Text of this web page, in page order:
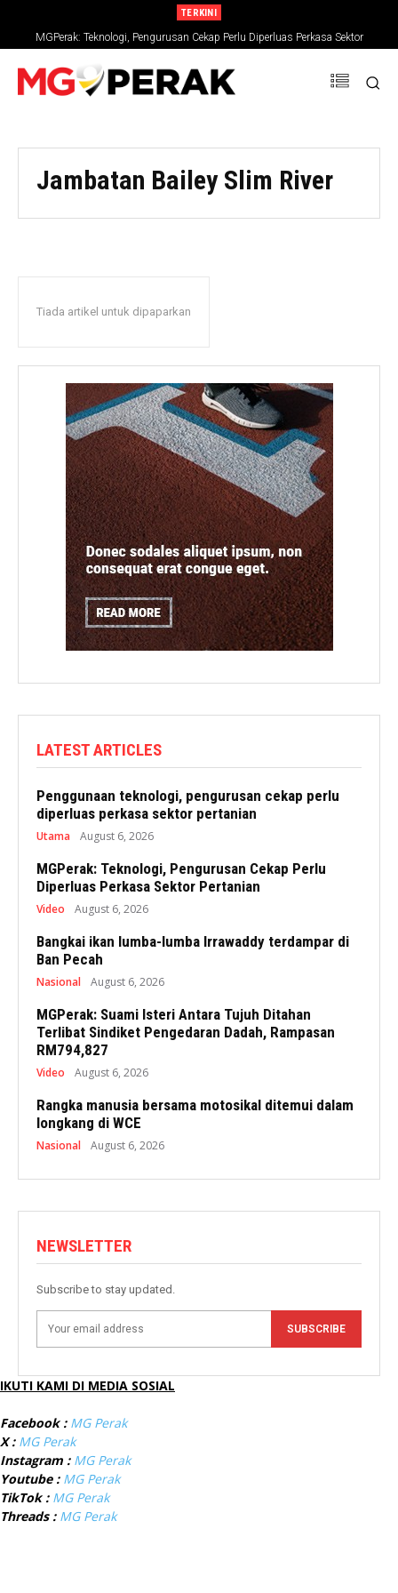
TERKINI
MGPerak: Teknologi, Pengurusan Cekap Perlu Diperluas Perkasa Sektor
Pertanian
Jambatan Bailey Slim River
Tiada artikel untuk dipaparkan
LATEST ARTICLES
Penggunaan teknologi, pengurusan cekap perlu
diperluas perkasa sektor pertanian
Utama August 6, 2026
MGPerak: Teknologi, Pengurusan Cekap Perlu
Diperluas Perkasa Sektor Pertanian
Video August 6, 2026
Bangkai ikan lumba-lumba Irrawaddy terdampar di
Ban Pecah
Nasional August 6, 2026
MGPerak: Suami Isteri Antara Tujuh Ditahan
Terlibat Sindiket Pengedaran Dadah, Rampasan
RM794,827
Video August 6, 2026
Rangka manusia bersama motosikal ditemui dalam
longkang di WCE
Nasional August 6, 2026
NEWSLETTER
Subscribe to stay updated.
SUBSCRIBE
IKUTI KAMI DI MEDIA SOSIAL
Facebook : MG Perak
X : MG Perak
Instagram : MG Perak
Youtube : MG Perak
TikTok : MG Perak
Threads : MG Perak